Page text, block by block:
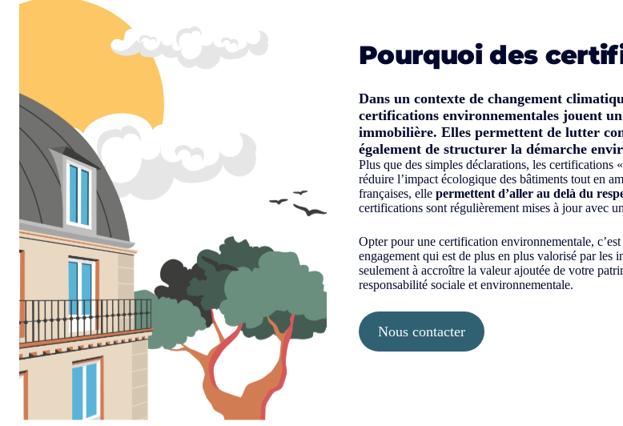
Pourquoi des
Dans un contexte de changement
certifications environnementales jouent
immobilière. Elles permettent de lutter
également de structurer la démarche
Plus que des simples déclarations, les certifications
réduire l’impact écologique des bâtiments tout en
françaises, elle permettent d’aller au delà du
certifications sont régulièrement mises à jour avec
Opter pour une certification environnementale,
engagement qui est de plus en plus valorisé par les
seulement à accroître la valeur ajoutée de votre
responsabilité sociale et environnementale.
Nous contacter